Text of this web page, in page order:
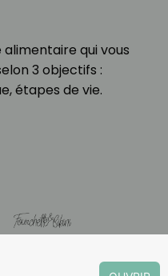
qui vous
3 objectifs :
étapes de vie.